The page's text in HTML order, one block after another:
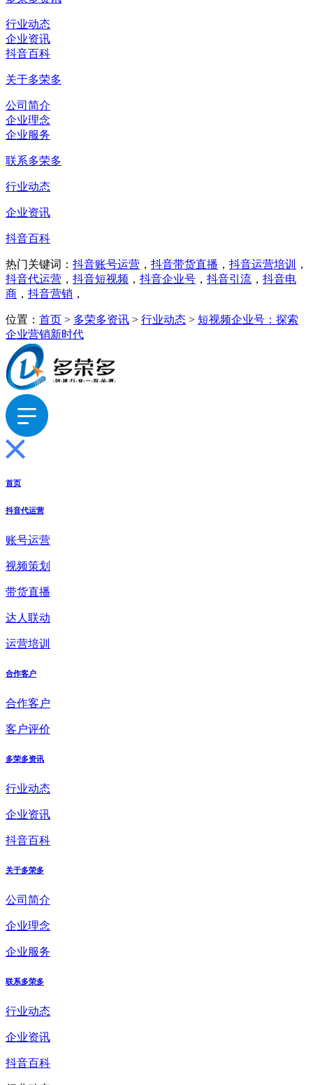
行业动态
企业资讯
抖音百科
关于多荣多
公司简介
企业理念
企业服务
联系多荣多
行业动态
企业资讯
抖音百科
热门关键词： 抖音账号运营 ， 抖音带货直播 ， 抖音运营培训
，
抖音代运营 ， 抖音短视频 ， 抖音企业号 ， 抖音引流 ， 抖音电
商 ， 抖音营销 ，
位置： 首页 > 多荣多资讯 > 行业动态 > 短视频企业号：探索
企业营销新时代
首页
抖音代运营
账号运营
视频策划
带货直播
达人联动
运营培训
合作客户
合作客户
客户评价
多荣多资讯
行业动态
企业资讯
抖音百科
关于多荣多
公司简介
企业理念
企业服务
联系多荣多
行业动态
企业资讯
抖音百科